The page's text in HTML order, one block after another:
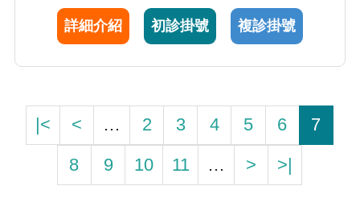
術與專業服務方面，魏醫師於心臟學會擔任健
保小組與醫療品質委員，參與政策建議與專業
臺中市立老人復健綜合醫院及中國醫藥大學附
設醫院持續為病患服務。
詳細介紹 初診掛號 複診掛號
|< < … 2 3 4 5 6
7
8
9 10 11 … > >|